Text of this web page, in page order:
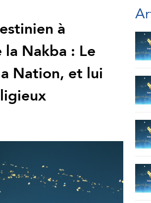
à
Nakba : Le
Nation, et lui